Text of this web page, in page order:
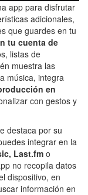
app para disfrutar
adicionales,
que guardes en tu
tu cuenta de
listas de
muestra las
música, integra
en
con gestos y
destaca por su
integrar en la
Last.fm o
no recopila datos
dispositivo, en
información en